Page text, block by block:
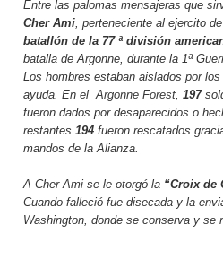
Entre las palomas mensajeras que
Cher Ami , perteneciente al ejercito
batallón de la 77 ª división
batalla de Argonne, durante la 1ª
Los hombres estaban aislados por
ayuda. En el Argonne Forest 197
fueron dados por desaparecidos o
restantes 194 fueron rescatados
mandos de la Alianza.
A Cher Ami se le otorgó la “Croix de
Cuando falleció fue disecada y la
Washington, donde se conserva y se